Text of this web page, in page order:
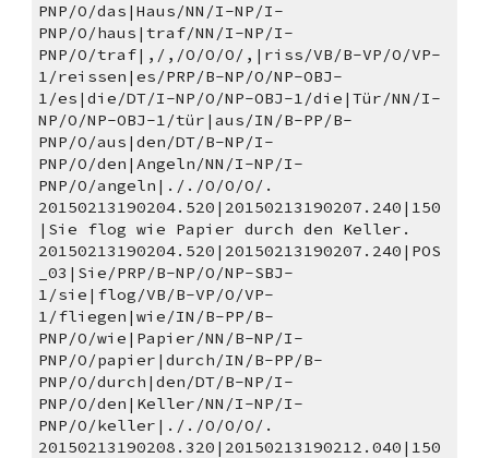
PNP/O/das|Haus/NN/I-NP/I-
PNP/O/haus|traf/NN/I-NP/I-
PNP/O/traf|,/,/O/O/O/,|riss/VB/B-VP/O/VP-
1/reissen|es/PRP/B-NP/O/NP-OBJ-
1/es|die/DT/I-NP/O/NP-OBJ-1/die|Tür/NN/I-
NP/O/NP-OBJ-1/tür|aus/IN/B-PP/B-
PNP/O/aus|den/DT/B-NP/I-
PNP/O/den|Angeln/NN/I-NP/I-
PNP/O/angeln|././O/O/O/.
20150213190204.520|20150213190207.240|150
|Sie flog wie Papier durch den Keller.
20150213190204.520|20150213190207.240|POS
_03|Sie/PRP/B-NP/O/NP-SBJ-
1/sie|flog/VB/B-VP/O/VP-
1/fliegen|wie/IN/B-PP/B-
PNP/O/wie|Papier/NN/B-NP/I-
PNP/O/papier|durch/IN/B-PP/B-
PNP/O/durch|den/DT/B-NP/I-
PNP/O/den|Keller/NN/I-NP/I-
PNP/O/keller|././O/O/O/.
20150213190208.320|20150213190212.040|150